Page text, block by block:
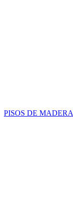
PISOS DE MADERA